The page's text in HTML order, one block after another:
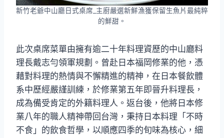
新竹老爺中山廳日式桌席_主廚嚴選新鮮漁獲保留生魚片最純粹
的鮮甜。
此次桌席菜單由擁有逾二十年料理資歷的中山廳料
理長戴志勻領軍規劃。曾赴日本福岡修業的他，憑
藉對料理的熱情與不懈精進的精神，在日本餐飲體
系中歷經嚴謹訓練，於修業第五年即晉升料理長，
成為備受肯定的外籍料理人。返台後，他將日本修
業八年的職人精神帶回台灣，秉持日本料理「不時
不食」的飲食哲學，以順應四季的旬味為核心，細